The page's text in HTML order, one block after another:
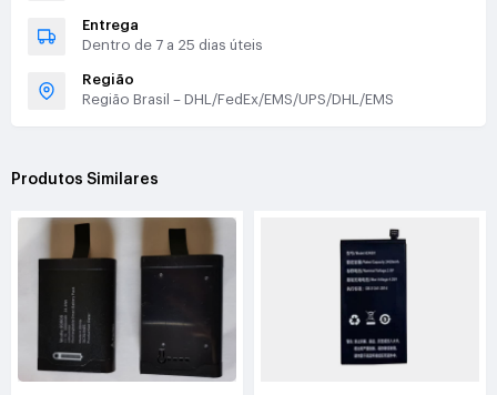
Entrega
Dentro de 7 a 25 dias úteis
Região
Região Brasil – DHL/FedEx/EMS/UPS/DHL/EMS
Produtos Similares